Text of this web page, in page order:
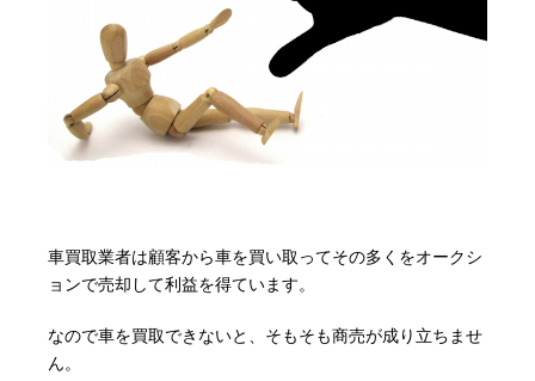
車買取業者は顧客から車を買い取ってその多くをオークシ
ョンで売却して利益を得ています。
なので車を買取できないと、そもそも商売が成り立ちませ
ん。